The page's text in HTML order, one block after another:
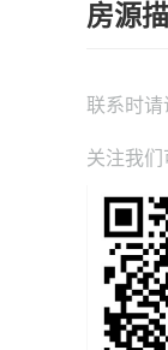
房源
联系时请
关注我